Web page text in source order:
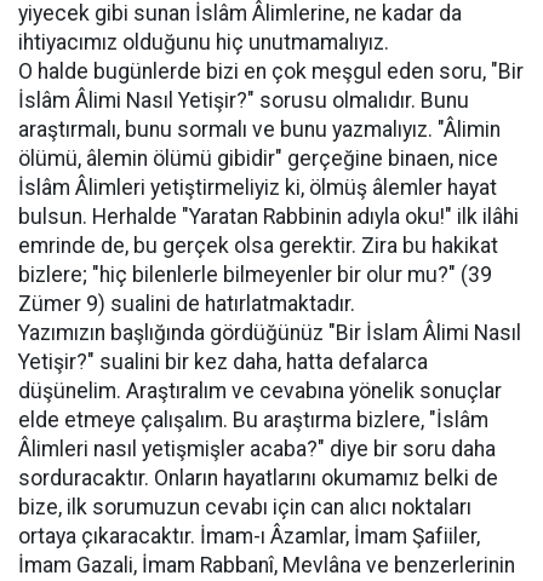
yiyecek gibi sunan İslâm Âlimlerine, ne kadar da
ihtiyacımız olduğunu hiç unutmamalıyız.
O halde bugünlerde bizi en çok meşgul eden soru, "Bir
İslâm Âlimi Nasıl Yetişir?" sorusu olmalıdır. Bunu
araştırmalı, bunu sormalı ve bunu yazmalıyız. "Âlimin
ölümü, âlemin ölümü gibidir" gerçeğine binaen, nice
İslâm Âlimleri yetiştirmeliyiz ki, ölmüş âlemler hayat
bulsun. Herhalde "Yaratan Rabbinin adıyla oku!" ilk ilâhi
emrinde de, bu gerçek olsa gerektir. Zira bu hakikat
bizlere; "hiç bilenlerle bilmeyenler bir olur mu?" (39
Zümer 9) sualini de hatırlatmaktadır.
Yazımızın başlığında gördüğünüz "Bir İslam Âlimi Nasıl
Yetişir?" sualini bir kez daha, hatta defalarca
düşünelim. Araştıralım ve cevabına yönelik sonuçlar
elde etmeye çalışalım. Bu araştırma bizlere, "İslâm
Âlimleri nasıl yetişmişler acaba?" diye bir soru daha
sorduracaktır. Onların hayatlarını okumamız belki de
bize, ilk sorumuzun cevabı için can alıcı noktaları
ortaya çıkaracaktır. İmam-ı Âzamlar, İmam Şafiiler,
İmam Gazali, İmam Rabbanî, Mevlâna ve benzerlerinin